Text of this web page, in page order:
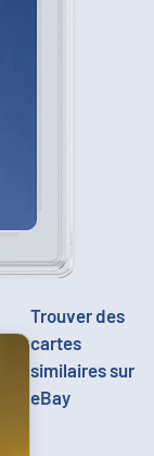
Trouver des
cartes
similaires sur
eBay